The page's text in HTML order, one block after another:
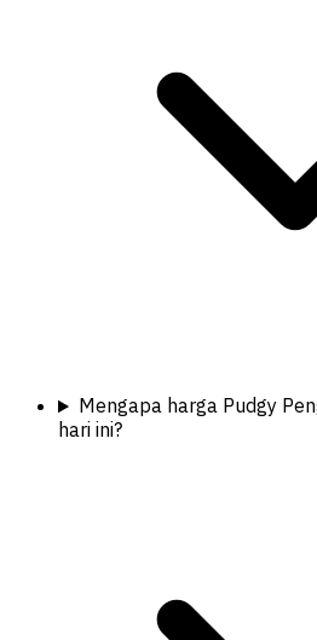
Mengapa harga Pudgy
hari ini?